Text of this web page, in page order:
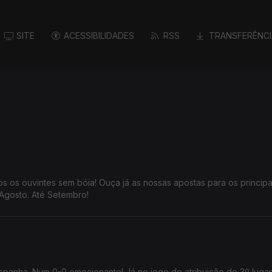
SITE ACESSIBILIDADES RSS
os ouvintes sem bóia! Ouça já as nossas apostas para os
Até Setembro!